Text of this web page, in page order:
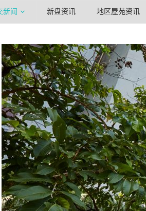
新闻 新盘资讯 地区屋苑资讯